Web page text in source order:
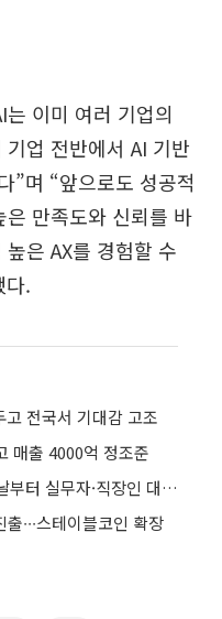
이미 여러 기업의
업 전반에서 AI 기반
”며 “앞으로도 성공적
만족도와 신뢰를 바
은 AX를 경험할 수
다.
전국서 기대감 고조
매출 4000억 정조준
더존비즈온 "연말정산 세미나 첫날부터 실무자·직장인 대거 참가"
∙∙∙스테이블코인 확장